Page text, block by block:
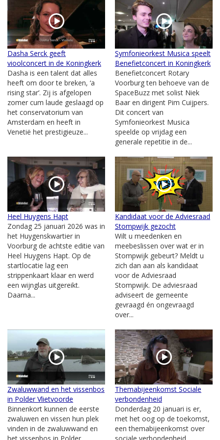
Dasha Serck geeft
vioolconcert in de Koningkerk
Dasha is een talent dat alles
heeft om door te breken, ‘a
rising star’. Zij is afgelopen
zomer cum laude geslaagd op
het conservatorium van
Amsterdam en heeft in
Venetië het prestigieuze...
Symfonieorkest Musica speelt
Benefietconcert in Koningkerk
Benefietconcert Rotary
Voorburg ten behoeve van de
SpaceBuzz met solist Niek
Baar en dirigent Pim Cuijpers.
Dit concert van
Symfonieorkest Musica
speelde op vrijdag een
generale repetitie in de...
Heel Huygens Hapt
Zondag 25 januari 2026 was in
het Huygenskwartier in
Voorburg de achtste editie van
Heel Huygens Hapt. Op de
startlocatie lag een
strippenkaart klaar en werd
een wijnglas uitgereikt.
Daarna...
Kandidaat voor de Adviesraad
Stompwijk gezocht
Wilt u meedenken en
meebeslissen over wat er in
Stompwijk gebeurt? Meldt u
zich dan aan als kandidaat
voor de Adviesraad
Stompwijk. De adviesraad
adviseert de gemeente
gevraagd én ongevraagd
over...
Zwaluwwand en het vissenbos
in Polder Vlietvoorde
Binnenkort kunnen de eerste
zwaluwen en vissen hun plek
vinden in de zwaluwwand en
het vissenbos in Polder
Themabijeenkomst Sociale
verbondenheid
Donderdag 20 januari is er,
met het oog op de toekomst,
een themabijeenkomst over
sociale verbondenheid